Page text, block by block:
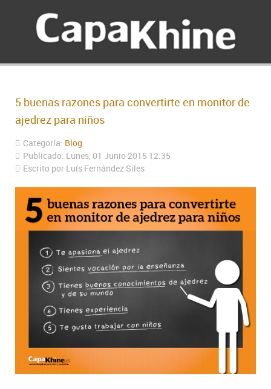
5 buenas razones para convertirte en monitor de
ajedrez para niños
Categoría: Blog
Publicado: Lunes, 01 Junio 2015 12:35
Escrito por Luís Fernández Siles